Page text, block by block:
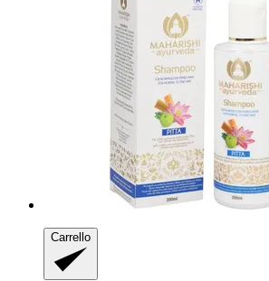
Carrello